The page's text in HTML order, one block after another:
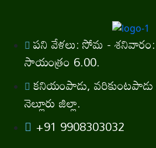
పని వేళలు: సోమ -
సాయంత్రం 6.00.
కనియంపాడు,
నెల్లూరు జిల్లా.
+91 9908303032